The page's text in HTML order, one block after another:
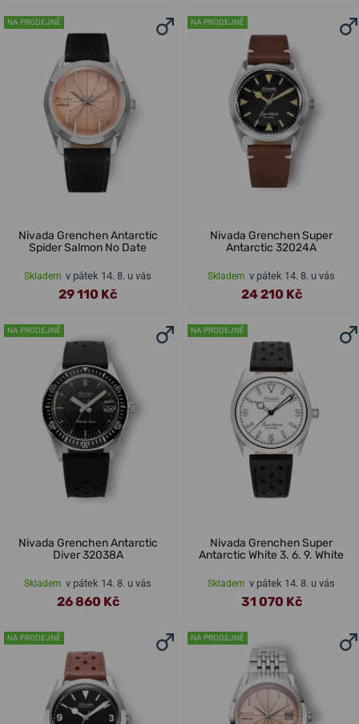
NA PRODEJNĚ
Nivada Grenchen Antarctic
Spider Salmon No Date
Skladem v pátek 14. 8. u vás
29 110 Kč
NA PRODEJNĚ
Nivada Grenchen Super
Antarctic 32024A
Skladem v pátek 14. 8. u vás
24 210 Kč
NA PRODEJNĚ
Nivada Grenchen Antarctic
Diver 32038A
Skladem v pátek 14. 8. u vás
26 860 Kč
NA PRODEJNĚ
Nivada Grenchen Super
Antarctic White 3. 6. 9. White
Skladem v pátek 14. 8. u vás
31 070 Kč
NA PRODEJNĚ NA PRODEJNĚ